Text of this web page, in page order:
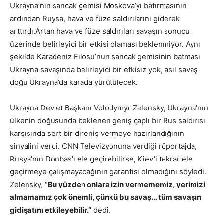
Ukrayna’nın sancak gemisi Moskova’yı batırmasının
ardından Ruysa, hava ve füze saldırılarını giderek
arttırdı.Artan hava ve füze saldırıları savaşın sonucu
üzerinde belirleyici bir etkisi olaması beklenmiyor. Aynı
şekilde Karadeniz Filosu’nun sancak gemisinin batması
Ukrayna savaşında belirleyici bir etkisiz yok, asıl savaş
doğu Ukrayna’da karada yürütülecek.
Ukrayna Devlet Başkanı Volodymyr Zelensky, Ukrayna’nın
ülkenin doğusunda beklenen geniş çaplı bir Rus saldırısı
karşısında sert bir direniş vermeye hazırlandığının
sinyalini verdi. CNN Televizyonuna verdiği röportajda,
Rusya’nın Donbas’ı ele geçirebilirse, Kiev’i tekrar ele
geçirmeye çalışmayacağının garantisi olmadığını söyledi.
Zelensky, “Bu yüzden onlara izin vermememiz, yerimizi
almamamız çok önemli, çünkü bu savaş… tüm savaşın
gidişatını etkileyebilir.” dedi.